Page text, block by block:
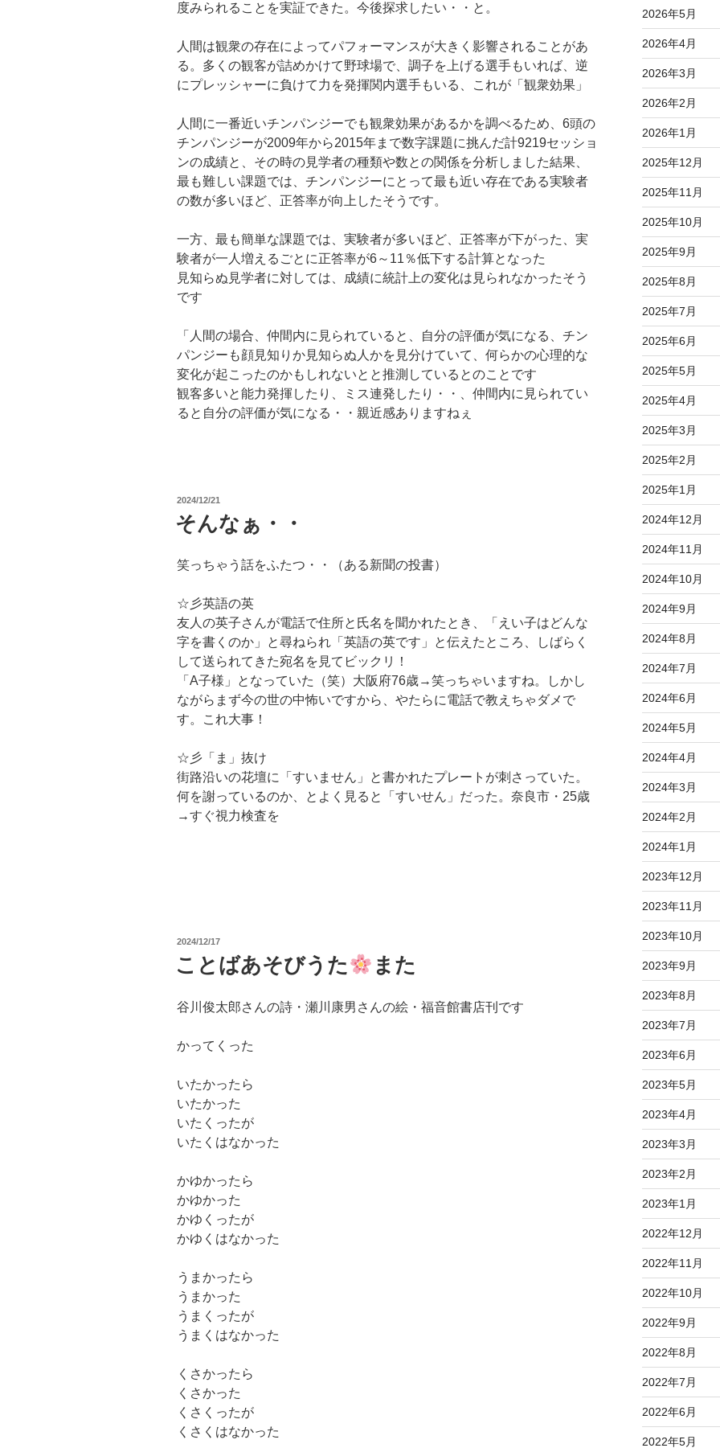
度みられることを実証できた。今後探求したい・・と。
人間は観衆の存在によってパフォーマンスが大きく影響されることがあ
る。多くの観客が詰めかけて野球場で、調子を上げる選手もいれば、逆
にプレッシャーに負けて力を発揮関内選手もいる、これが「観衆効果」
人間に一番近いチンパンジーでも観衆効果があるかを調べるため、6頭の
チンパンジーが2009年から2015年まで数字課題に挑んだ計9219セッショ
ンの成績と、その時の見学者の種類や数との関係を分析しました結果、
最も難しい課題では、チンパンジーにとって最も近い存在である実験者
の数が多いほど、正答率が向上したそうです。
一方、最も簡単な課題では、実験者が多いほど、正答率が下がった、実
験者が一人増えるごとに正答率が6～11％低下する計算となった
見知らぬ見学者に対しては、成績に統計上の変化は見られなかったそう
です
「人間の場合、仲間内に見られていると、自分の評価が気になる、チン
パンジーも顔見知りか見知らぬ人かを見分けていて、何らかの心理的な
変化が起こったのかもしれないとと推測しているとのことです
観客多いと能力発揮したり、ミス連発したり・・、仲間内に見られてい
ると自分の評価が気になる・・親近感ありますねぇ
投
日:
2024/12/21
そんなぁ・・
笑っちゃう話をふたつ・・（ある新聞の投書）
☆彡英語の英
友人の英子さんが電話で住所と氏名を聞かれたとき、「えい子はどんな
字を書くのか」と尋ねられ「英語の英です」と伝えたところ、しばらく
して送られてきた宛名を見てビックリ！
「A子様」となっていた（笑）大阪府76歳→笑っちゃいますね。しかし
ながらまず今の世の中怖いですから、やたらに電話で教えちゃダメで
す。これ大事！
☆彡「ま」抜け
街路沿いの花壇に「すいません」と書かれたプレートが刺さっていた。
何を謝っているのか、とよく見ると「すいせん」だった。奈良市・25歳
→すぐ視力検査を
投
2024/12/17
ことばあそびうた また
谷川俊太郎さんの詩・瀬川康男さんの絵・福音館書店刊です
かってくった
いたかったら
いたかった
いたくったが
いたくはなかった
かゆかったら
かゆかった
かゆくったが
かゆくはなかった
うまかったら
うまかった
うまくったが
うまくはなかった
くさかったら
くさかった
くさくったが
くさくはなかった
2026年5月
2026年4月
2026年3月
2026年2月
2026年1月
2025年12月
2025年11月
2025年10月
2025年9月
2025年8月
2025年7月
2025年6月
2025年5月
2025年4月
2025年3月
2025年2月
2025年1月
2024年12月
2024年11月
2024年10月
2024年9月
2024年8月
2024年7月
2024年6月
2024年5月
2024年4月
2024年3月
2024年2月
2024年1月
2023年12月
2023年11月
2023年10月
2023年9月
2023年8月
2023年7月
2023年6月
2023年5月
2023年4月
2023年3月
2023年2月
2023年1月
2022年12月
2022年11月
2022年10月
2022年9月
2022年8月
2022年7月
2022年6月
2022年5月